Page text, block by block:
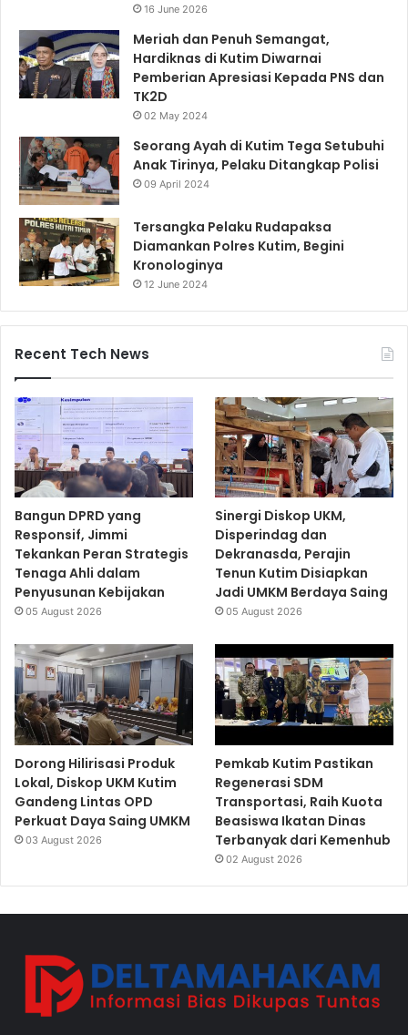
16 June 2026
Meriah dan Penuh Semangat,
Hardiknas di Kutim Diwarnai
Pemberian Apresiasi Kepada PNS dan
TK2D
02 May 2024
Seorang Ayah di Kutim Tega Setubuhi
Anak Tirinya, Pelaku Ditangkap Polisi
09 April 2024
Tersangka Pelaku Rudapaksa
Diamankan Polres Kutim, Begini
Kronologinya
12 June 2024
Recent Tech News
Bangun DPRD yang
Responsif, Jimmi
Tekankan Peran Strategis
Tenaga Ahli dalam
Penyusunan Kebijakan
05 August 2026
Sinergi Diskop UKM,
Disperindag dan
Dekranasda, Perajin
Tenun Kutim Disiapkan
Jadi UMKM Berdaya Saing
05 August 2026
Dorong Hilirisasi Produk
Lokal, Diskop UKM Kutim
Gandeng Lintas OPD
Perkuat Daya Saing UMKM
03 August 2026
Pemkab Kutim Pastikan
Regenerasi SDM
Transportasi, Raih Kuota
Beasiswa Ikatan Dinas
Terbanyak dari Kemenhub
02 August 2026